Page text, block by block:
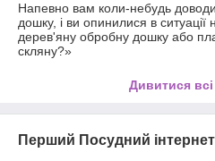
Напевно вам коли-небудь
дошку, і ви опинилися в ситуації
дерев'яну обробну дошку або
скляну?»
Дивитися всі
Перший Посудний